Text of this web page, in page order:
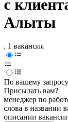
с
Алыты
, 1 вакансия
По вашему
Присылать вам?
менеджер по
слова в названии
описании